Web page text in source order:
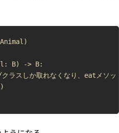
B) -> B:
ラスしか取れなくなり、eatメソッ